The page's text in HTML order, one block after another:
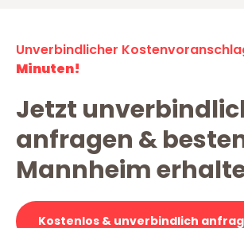
Unverbindlicher
Minuten!
Jetzt
anfragen &
Mannheim
Kostenlos & unverbindlich